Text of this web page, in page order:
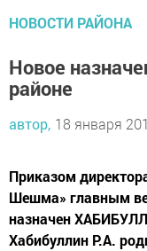
НОВОСТИ РАЙОНА
Новое
районе
автор, 18 января
Приказом
Шешма» главным
назначен
Хабибуллин Р.А.